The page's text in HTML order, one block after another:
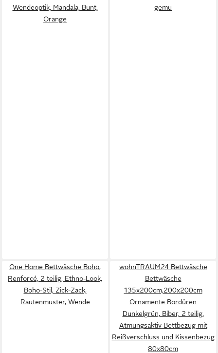
Wendeoptik, Mandala, Bunt,
Orange
gemu
One Home Bettwäsche Boho,
Renforcé, 2 teilig, Ethno-Look,
Boho-Stil, Zick-Zack,
Rautenmuster, Wende
wohnTRAUM24 Bettwäsche
Bettwäsche
135x200cm,200x200cm
Ornamente Bordüren
Dunkelgrün, Biber, 2 teilig,
Atmungsaktiv Bettbezug mit
Reißverschluss und Kissenbezug
80x80cm